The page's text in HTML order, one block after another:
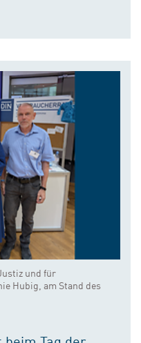
und für
Hubig, am Stand des